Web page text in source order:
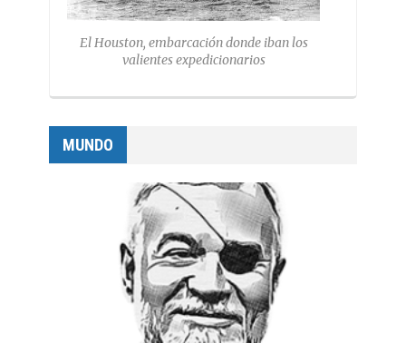
El Houston, embarcación donde iban los
valientes expedicionarios
MUNDO